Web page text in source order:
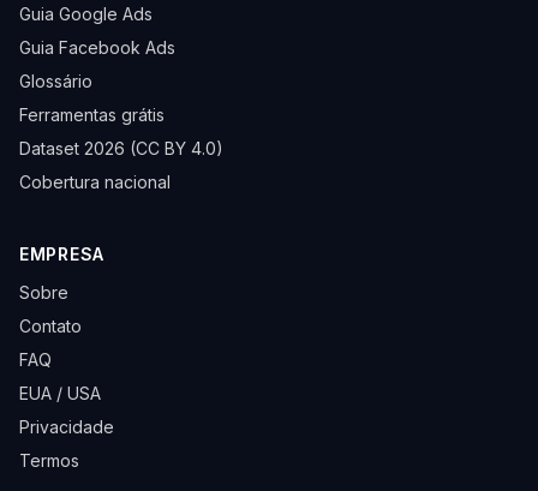
Guia Google Ads
Guia Facebook Ads
Glossário
Ferramentas grátis
Dataset 2026 (CC BY 4.0)
Cobertura nacional
EMPRESA
Sobre
Contato
FAQ
EUA / USA
Privacidade
Termos